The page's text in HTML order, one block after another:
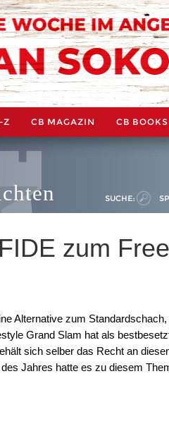
Z CB MAGAZIN CB BOOKS
SUCHE:
zum
Alternative zum
Grand Slam hat als
sich selber das Recht an
Jahres hatte es zu diesem